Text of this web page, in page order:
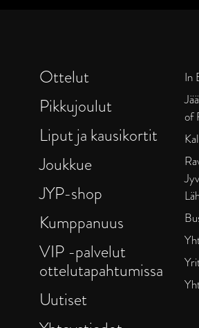
Ottelut
Pikkujoulut
Liput ja kausikortit
Joukkue
JYP-shop
Kumppanuus
VIP -palvelut
ottelutapahtumissa
Uutiset
In
of